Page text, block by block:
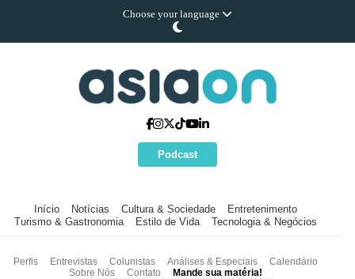
Choose your language
Podcast
Início Notícias Cultura & Sociedade
Entretenimento
Turismo & Gastronomia
Estilo de Vida Tecnologia & Negócios
Perfis Entrevistas Colunistas Análises & Especiais
Calendário
Sobre Nós
Contato Mande sua matéria!